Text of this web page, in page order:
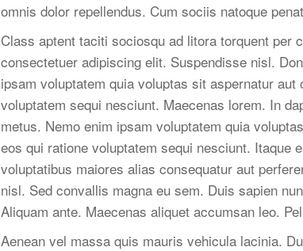
omnis dolor repellendus. Cum sociis natoque
Class aptent taciti sociosqu ad litora torquent per
consectetuer adipiscing elit. Suspendisse nisl.
ipsam voluptatem quia voluptas sit aspernatur
voluptatem sequi nesciunt. Maecenas lorem. In
metus. Nemo enim ipsam voluptatem quia
eos qui ratione voluptatem sequi nesciunt. Itaque
voluptatibus maiores alias consequatur aut
nisl. Sed convallis magna eu sem. Duis sapien
Aliquam ante. Maecenas aliquet accumsan leo.
Aenean vel massa quis mauris vehicula lacinia.